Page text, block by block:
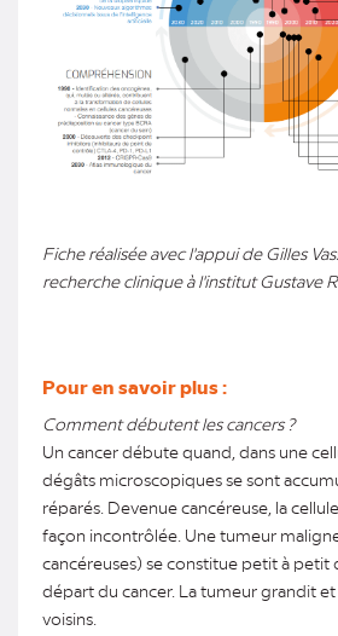
Fiche réalisée avec l'appui de Gilles
recherche clinique à l'institut Gustave
Pour en savoir plus :
Comment débutent les cancers ?
Un cancer débute quand, dans une
dégâts microscopiques se sont
réparés. Devenue cancéreuse, la
façon incontrôlée. Une tumeur
cancéreuses) se constitue petit à petit
départ du cancer. La tumeur grandit et
voisins.